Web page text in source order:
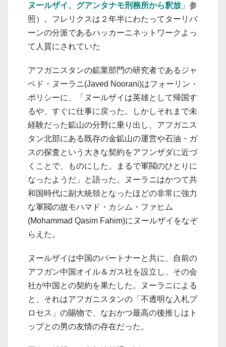
ヌールザイ、グアンタナモ刑務所から釈放 」参
照）。フレリクスは２年半にわたってターリバ
ーンの分派であるハッカーニネットワークよっ
て人質にされていた
アフガニスタンの鉱業部門の研究者であるジャ
ベド・ヌーラニ(Javed Noorani)はフォーリン・
ポリシーに、「ヌールザイは英雄として帰国す
るや、すぐに仕事に戻った。しかしそれまで未
経験だった鉱山の分野に乗り出し、アフガニス
タン北部にある既存の金鉱山の運営や石油・ガ
スの探査という大きな契約をアフンザダに近づ
くことで、ものにした。まるで軍閥のひとりに
なったようだ」と語った。ヌーラニはかつて共
和国時代に副大統領となったほどの非常に強力
な軍閥の故モハマド・カシム・ファヒム
(Mohammad Qasim Fahim)にヌールザイをなぞ
らえた。
ヌールザイは中国のパートナーと共に、自前の
アフガン中国オイル＆ガス社を設立し、その会
社が中国との契約を果たした。ヌーラニによる
と、それはアフガニスタンの「不透明な入札プ
ロセス」の賜物で、なおかつ最高の後推しはト
ップとの男の友情の存在だった。